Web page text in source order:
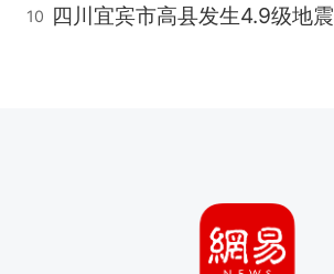
10 四川宜宾市高县发生4.9级地震